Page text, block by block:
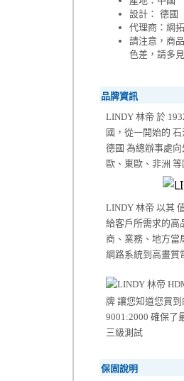
設計： 德國
代理商：網
請注意，商
色差，請多
品牌資訊
LINDY 林帝 於
國，從一開始的
德國 為總辦事處
歐、東歐、非洲 等
LINDY 林帝 以其
給客戶所需求的高
商、業務、地方當
網路系統到高畫質
牌 讓您知道您買
9001:2000 確保了
三級測試
保固說明